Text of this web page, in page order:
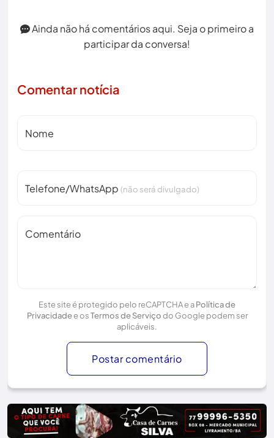
Ainda não há comentários aqui. Seja o primeiro a
participar da conversa!
Comentar notícia
Nome
Telefone/WhatsApp (não será divulgado)
Comentário
Este site é protegido pelo reCAPTCHA e aPolítica de
Privacidadee osTermos de Serviçodo Google podem ser
aplicáveis.
Postar comentário